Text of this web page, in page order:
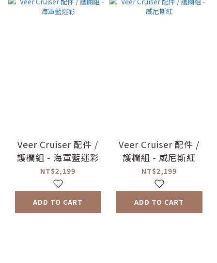
Veer Cruiser 配件 /
護欄組 - 海軍藍迷彩
NT$2,199
ADD TO CART
Veer Cruiser 配件 /
護欄組 - 威尼斯紅
NT$2,199
ADD TO CART